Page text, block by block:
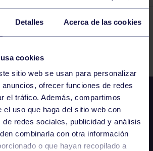
Detalles Acerca de las cookies
cookies
sitio web se usan para personalizar
ofrecer funciones de redes
el tráfico. Además, compartimos
el uso que haga del sitio web con
de redes sociales, publicidad y análisis
combinarla con otra información
o que hayan recopilado a